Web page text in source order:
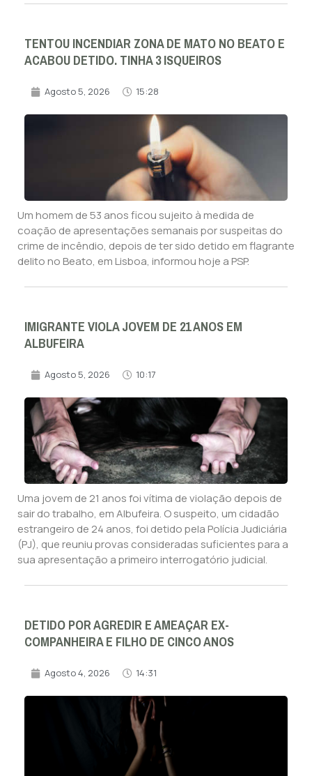
TENTOU INCENDIAR ZONA DE MATO NO BEATO E
ACABOU DETIDO. TINHA 3 ISQUEIROS
Agosto 5, 2026 15:28
Um homem de 53 anos ficou sujeito à medida de
coação de apresentações semanais por suspeitas do
crime de incêndio, depois de ter sido detido em flagrante
delito no Beato, em Lisboa, informou hoje a PSP.
IMIGRANTE VIOLA JOVEM DE 21 ANOS EM
ALBUFEIRA
Agosto 5, 2026 10:17
Uma jovem de 21 anos foi vítima de violação depois de
sair do trabalho, em Albufeira. O suspeito, um cidadão
estrangeiro de 24 anos, foi detido pela Polícia Judiciária
(PJ), que reuniu provas consideradas suficientes para a
sua apresentação a primeiro interrogatório judicial.
DETIDO POR AGREDIR E AMEAÇAR EX-
COMPANHEIRA E FILHO DE CINCO ANOS
Agosto 4, 2026 14:31